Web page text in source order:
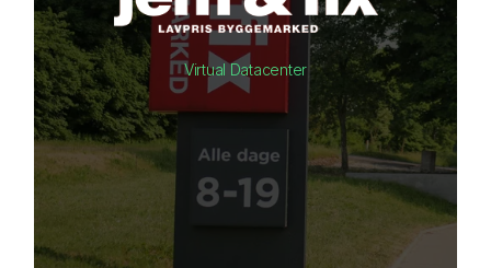
Virtual Datacenter